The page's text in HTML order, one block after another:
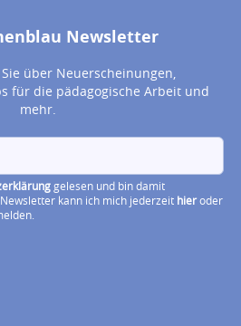
Newsletter
über Neuerscheinungen,
für die pädagogische Arbeit und
mehr.
gelesen und bin damit
kann ich mich jederzeit hieroder